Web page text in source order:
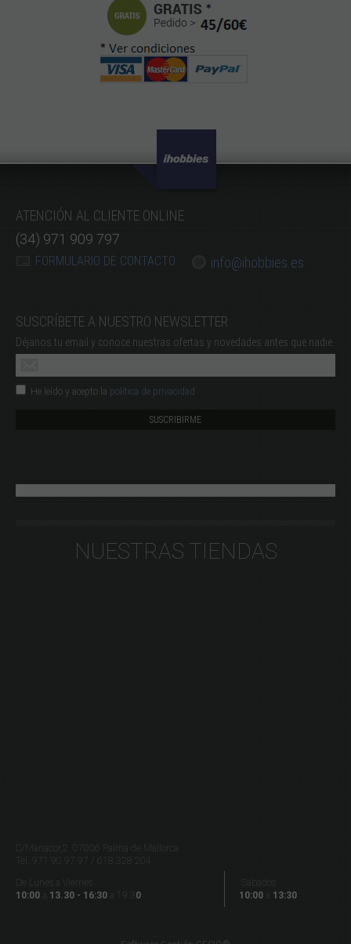
ATENCIÓN AL CLIENTE ONLINE
(34) 971 909 797
FORMULARIO DE CONTACTO info@ihobbies.es
SUSCRÍBETE A NUESTRO NEWSLETTER
Déjanos tu email y conoce nuestras ofertas y novedades antes que nadie.
He leído y acepto la política de privacidad
NUESTRAS TIENDAS
C/Manacor,2 07006 Palma de Mallorca
Tel.
971 90 97 97 / 618 328 204
De Lunes a Viernes
10:00 a 13.30 - 16:30 a 19.3 0
Sábados
10:00 a 13:30